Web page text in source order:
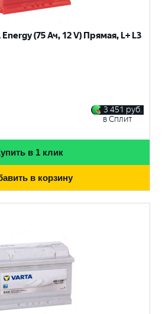
(75 Ач, 12 V) Прямая, L+ L3
3 451 руб.
в Сплит
в 1 клик
в корзину